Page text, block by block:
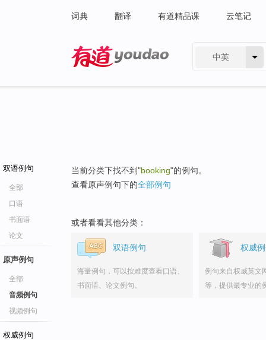
词典 翻译 有道精品课 云笔记
中英
双语例句
全部
口语
书面语
论文
原声例句
全部
音频例句
视频例句
权威例句
当前分类下找不到"booking"的例句。
查看原声例句下的全部例句
或者看看其他分类：
双语例句
海量例句，可以按难度查看口语、
书面语、论文例句。
权威
例句来自权威英文
等，提供最专业的